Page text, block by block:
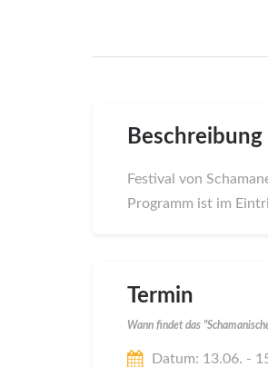
Beschreibung
Festival von
Programm ist im
Termin
Wann findet das
Datum: 13.06. -